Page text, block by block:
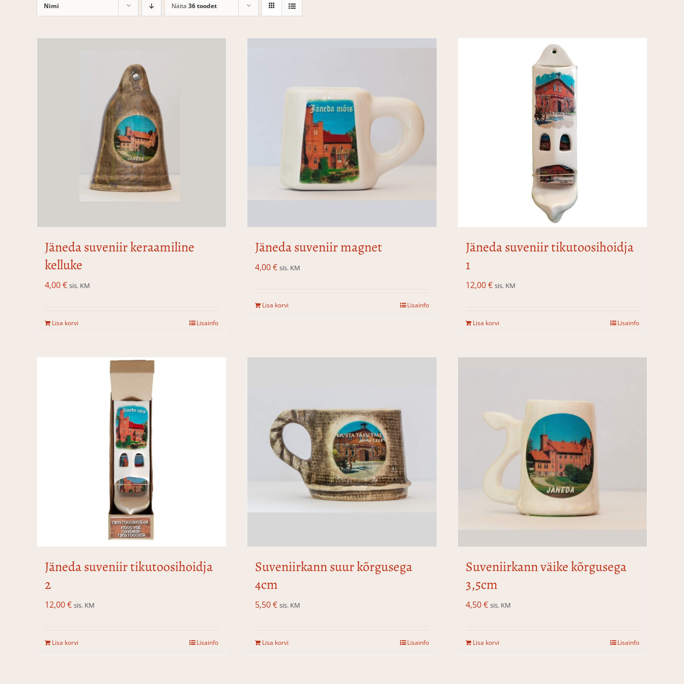
Nimi Näita 36 toodet
Jäneda suveniir keraamiline
kelluke
4,00€ sis. KM
Lisa korvi Lisainfo
Jäneda suveniir magnet
4,00€ sis. KM
Lisa korvi Lisainfo
Jäneda suveniir tikutoosihoidja
1
12,00€ sis. KM
Lisa korvi Lisainfo
Jäneda suveniir tikutoosihoidja
2
12,00€ sis. KM
Lisa korvi Lisainfo
Suveniirkann suur kõrgusega
4cm
5,50€ sis. KM
Lisa korvi Lisainfo
Suveniirkann väike kõrgusega
3,5cm
4,50€ sis. KM
Lisa korvi Lisainfo